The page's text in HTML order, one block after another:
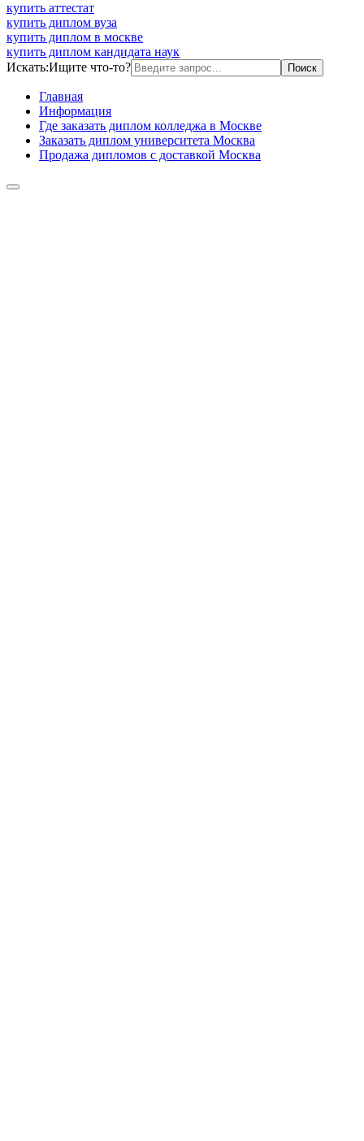
купить аттестат
купить диплом вуза
купить диплом в москве
купить диплом кандидата наук
Искать:Ищите что-то?
Главная
Информация
Где заказать диплом колледжа в Москве
Заказать диплом университета Москва
Продажа дипломов с доставкой Москва